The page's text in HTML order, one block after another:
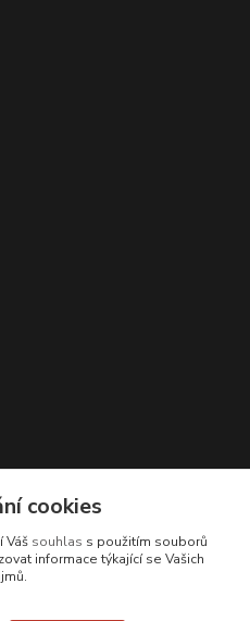
12 hod.)
cookies
Váš souhlas s použitím souborů
informace týkající se Vašich